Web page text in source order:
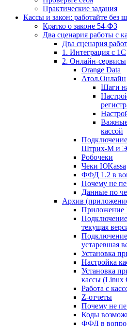
Практические задания
Кассы и закон: работайте без
Кратко о законе 54-ФЗ
Два сценария работы с
Два сценария
1. Интеграция с 1С
2. Онлайн-сервисы
Orange Data
Атол.Онлайн
Шаги
кассой
Штрих-М и
Робочеки
Чеки ЮKassa
ФФД 1.2 в
Почему не
Данные по
Архив
Приложение
текущая
устаревшая
Установка
Настройка
Установка
кассы (Linux
Работа с
Z-отчеты
Почему не
Коды
ФФД в